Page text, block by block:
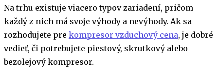
Na trhu existuje viacero typov zariadení, pričom
každý z nich má svoje výhody a nevýhody. Ak sa
rozhodujete pre kompresor vzduchový cena, je dobré
vedieť, či potrebujete piestový, skrutkový alebo
bezolejový kompresor.